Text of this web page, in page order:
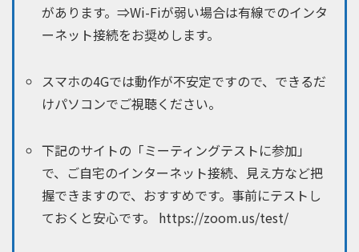
があります。⇒Wi-Fiが弱い場合は有線でのインタ
ーネット接続をお奨めします。
スマホの4Gでは動作が不安定ですので、できるだ
けパソコンでご視聴ください。
下記のサイトの「ミーティングテストに参加」
で、ご自宅のインターネット接続、見え方など把
握できますので、おすすめです。事前にテストし
ておくと安心です。 https://zoom.us/test/